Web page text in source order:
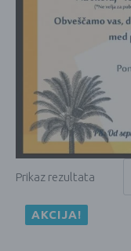
Prikaz rezultata
AKCIJA!